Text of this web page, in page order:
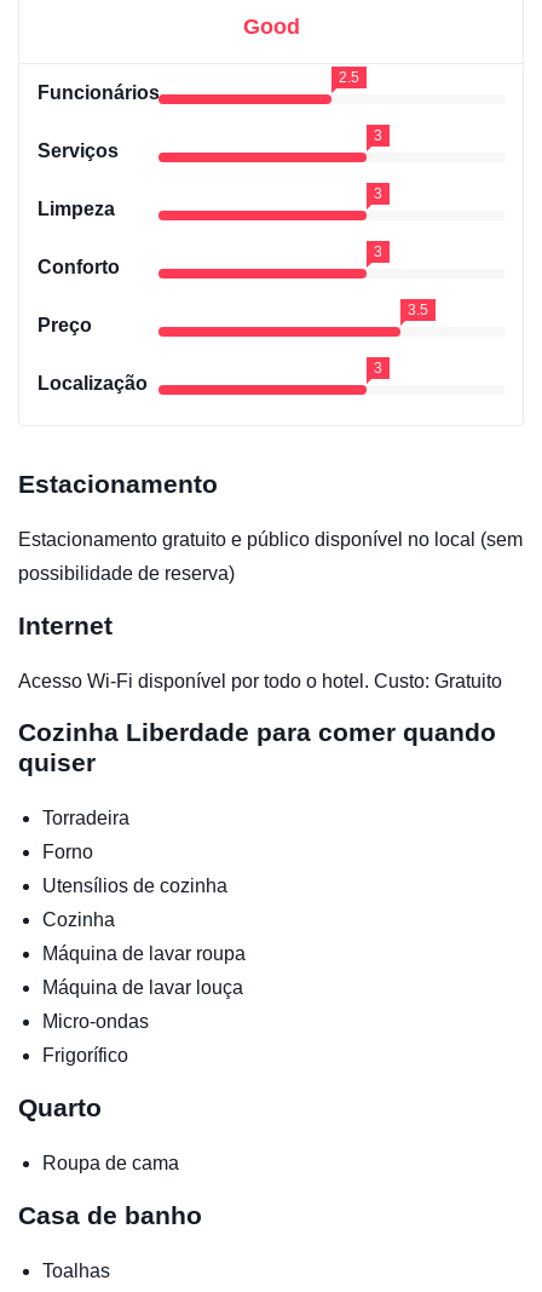
Good
Funcionários
2.5
Serviços
3
Limpeza
3
Conforto
3
Preço
3.5
Localização
3
Estacionamento
Estacionamento gratuito e público disponível no local (sem
possibilidade de reserva)
Internet
Acesso Wi-Fi disponível por todo o hotel. Custo: Gratuito
Cozinha Liberdade para comer quando
quiser
Torradeira
Forno
Utensílios de cozinha
Cozinha
Máquina de lavar roupa
Máquina de lavar louça
Micro-ondas
Frigorífico
Quarto
Roupa de cama
Casa de banho
Toalhas